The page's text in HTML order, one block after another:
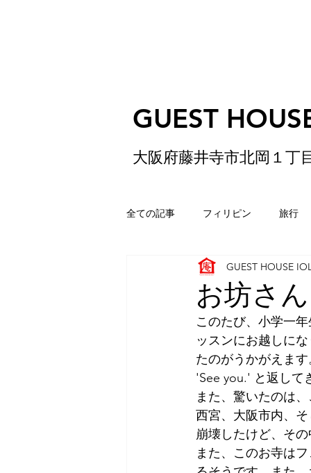
GUEST
大阪府藤井寺市北岡１丁
全ての記事 フィリピン 旅行
ゲストハウス 松原 香港
Yokohama 古市古
apricot
お坊さん
GUEST HOUSE
このたび、小学一
ッスンにお越しに
たのがうかがえま
'See you.' と返して
また、驚いたのは
西宮、大阪市内、
崩壊したけど、そ
また、このお寺は